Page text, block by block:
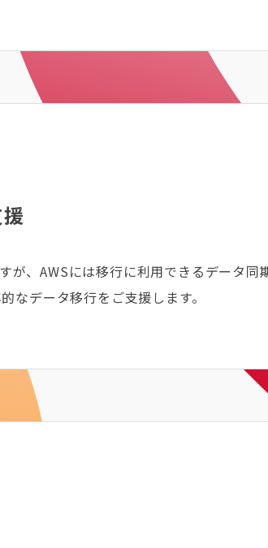
、AWSには移行に利用できるデータ同
なデータ移行をご支援します。